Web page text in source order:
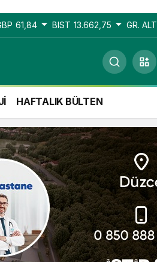
61,84 BIST 13.662,75 GR.
HAFTALIK BÜLTEN
Gündüz Modu
Gündüz modunu seçin.
Gece Modu
Gece modunu seçin.